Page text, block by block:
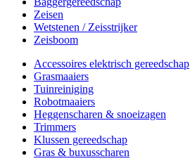
Zeisen
Wetstenen / Zeisstrijker
Zeisboom
Accessoires elektrisch gereedschap
Grasmaaiers
Tuinreiniging
Robotmaaiers
Heggenscharen & snoeizagen
Trimmers
Klussen gereedschap
Gras & buxusscharen